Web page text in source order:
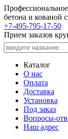
бетона и кованой
+7-495-795-17-50
Прием заказов
Каталог
О нас
Оплата
Доставка
Установка
Под заказ
Вопросы-
Наш адрес